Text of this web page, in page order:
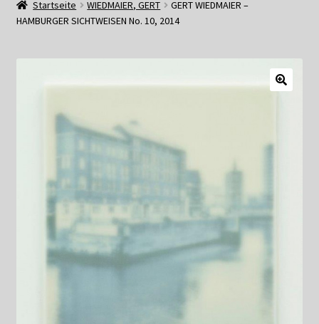
Datenschutzerklärung
Linkliste
Mein Konto
Startseite WIEDMAIER, GERT
GERT WIEDMAIER –
HAMBURGER SICHTWEISEN No. 10, 2014